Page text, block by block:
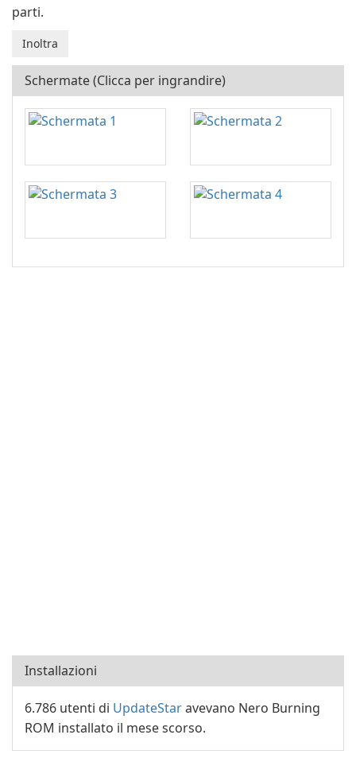
parti.
Schermate (Clicca per ingrandire)
Installazioni
6.786 utenti di UpdateStaravevano Nero Burning
ROM installato il mese scorso.